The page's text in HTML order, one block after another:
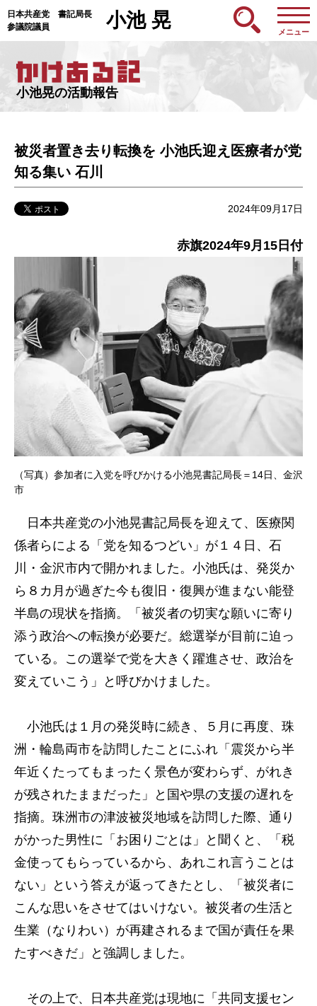
日本共産党 書記局長
参議院議員
小池 晃
メニュー
小池晃の活動報告
被災者置き去り転換を 小池氏迎え医療者が党
知る集い 石川
2024年09月17日
赤旗2024年9月15日付
（写真）参加者に入党を呼びかける小池晃書記局長＝14日、金沢
市
日本共産党の小池晃書記局長を迎えて、医療関
係者らによる「党を知るつどい」が１４日、石
川・金沢市内で開かれました。小池氏は、発災か
ら８カ月が過ぎた今も復旧・復興が進まない能登
半島の現状を指摘。「被災者の切実な願いに寄り
添う政治への転換が必要だ。総選挙が目前に迫っ
ている。この選挙で党を大きく躍進させ、政治を
変えていこう」と呼びかけました。
小池氏は１月の発災時に続き、５月に再度、珠
洲・輪島両市を訪問したことにふれ「震災から半
年近くたってもまったく景色が変わらず、がれき
が残されたままだった」と国や県の支援の遅れを
指摘。珠洲市の津波被災地域を訪問した際、通り
がかった男性に「お困りごとは」と聞くと、「税
金使ってもらっているから、あれこれ言うことは
ない」という答えが返ってきたとし、「被災者に
こんな思いをさせてはいけない。被災者の生活と
生業（なりわい）が再建されるまで国が責任を果
たすべきだ」と強調しました。
その上で、日本共産党は現地に「共同支援セン